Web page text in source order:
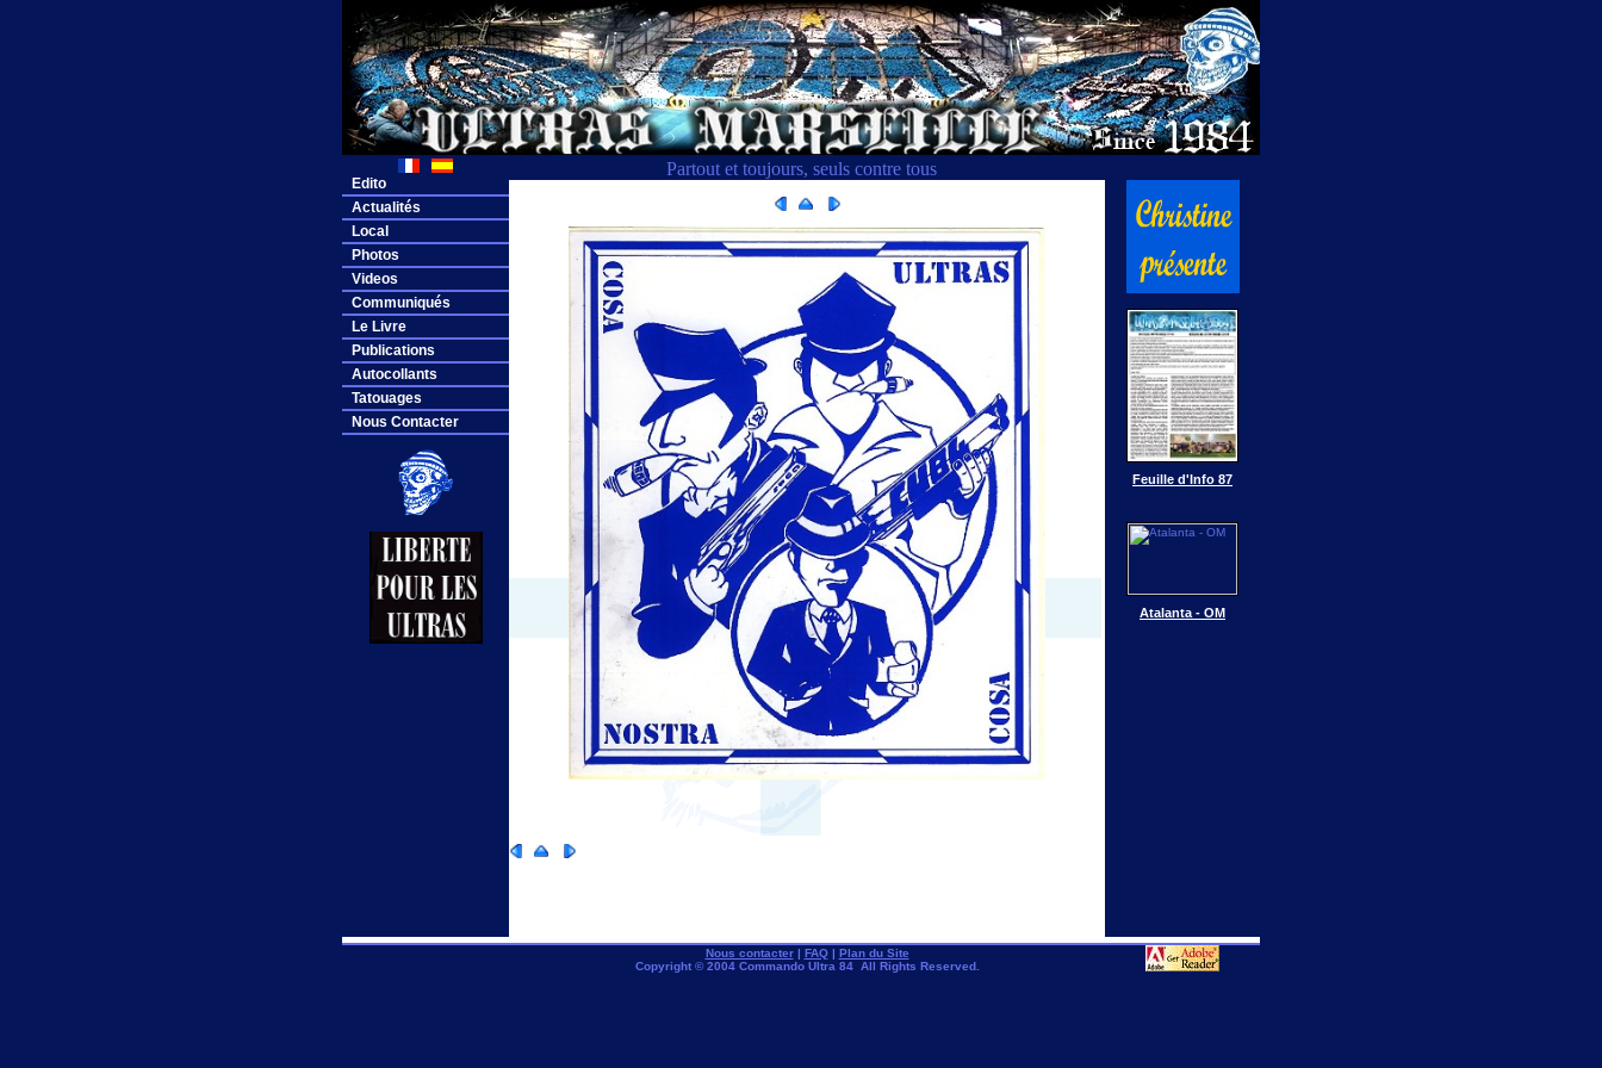
Partout et toujours, seuls contre tous
Edito
Actualités
Local
Photos
Videos
Communiqués
Le Livre
Publications
Autocollants
Tatouages
Nous Contacter
Feuille d'Info 87
Atalanta - OM
Nous contacter| FAQ| Plan du Site
Copyright © 2004 Commando Ultra 84 All Rights Reserved.